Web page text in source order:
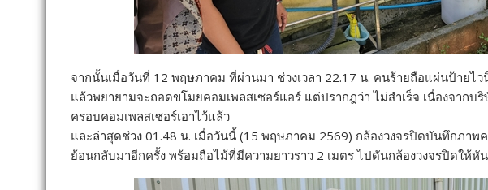
จากนั้นเมื่อวันที่ 12 พฤษภาคม ที่ผ่านมา ช่วงเวลา 22.17 น. คนร้ายถือแผ่นป้าย
แล้วพยายามจะถอดขโมยคอมเพลสเซอร์แอร์ แต่ปรากฎว่า ไม่สำเร็จ เนื่องจากบ
ครอบคอมเพลสเซอร์เอาไว้แล้ว
และล่าสุดช่วง 01.48 น. เมื่อวันนี้ (15 พฤษภาคม 2569) กล้องวงจรปิดบันทึกภาพ
ย้อนกลับมาอีกครั้ง พร้อมถือไม้ที่มีความยาวราว 2 เมตร ไปดันกล้องวงจรปิดให้